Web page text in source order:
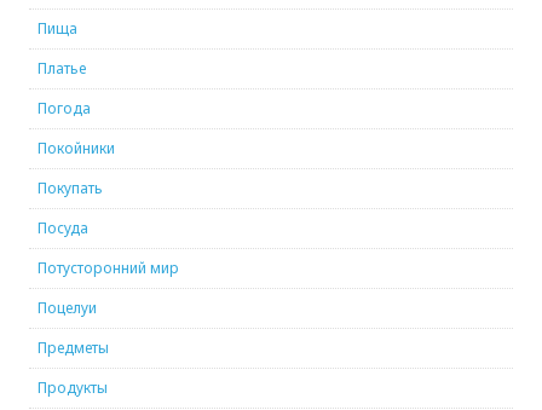
Пища
Платье
Погода
Покойники
Покупать
Посуда
Потусторонний мир
Поцелуи
Предметы
Продукты